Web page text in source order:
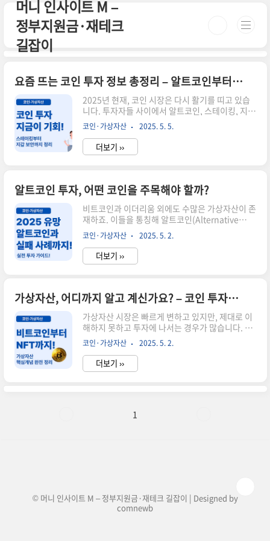
본문 바로가기
머니 인사이트 M –
정부지원금·재테크
길잡이
요즘 뜨는 코인 투자 정보 총정리 – 알트코인부터 스테이킹까지 쉽게 설명
2025년 현재, 코인 시장은 다시 활기를 띠고 있습
니다. 투자자들 사이에서 알트코인, 스테이킹, 지갑
보안 등 다양한 주제가 화제가 되고 있는데요. 이 글
에서는 지금 가장 주목받는 코인 관련 정보를 한눈
에 정리해드립니다.초보자도 이해할 수 있도록 용
어 설명부터 투자 전략까지 간단하게 정리했어요.
란? 수익 구조 쉽게 정리 👉 2025년 주목할 알트코
인 5가지 👉 암호화폐 지갑의 종류와 관리 팁 👉
초보자를 위한 코인 용어 정리 📌 어떤 투자 전략이
좋을까요?✅ 분산 투자: 알트코인과 비트코인을 균
형 있게✅ 장기 보유: 스테이킹으로 안정적 수익 기
대✅ 지갑 보안: 하드월렛 사용 등으로 해킹 위험 대
비위..
코인·가상자산 2025. 5. 5.
더보기 ››
알트코인 투자, 어떤 코인을 주목해야 할까?
비트코인과 이더리움 외에도 수많은 가상자산이 존
재하죠. 이들을 통칭해 알트코인(Alternative
Coin)이라고 부르는데요, 현재까지 발행된 코인 수
는 20,000개가 넘습니다. 하지만 그 중 투자 가치
가 있는 프로젝트는 손에 꼽힐 만큼 적어요. 오늘은
알트코인의 정의, 분류, 주요 코인, 투자 팁까지 폭
초기에는 라이트코인, 리플 정도였지만 지금은
NFT, 게임코인, 탈중앙화 앱 토큰 등으로 다양해졌
습니다. 투자자는 어떤 기술을 기반으로 만들어졌
는지, 실사용처가 있는지에 따라 구분해서 봐야 합
니다.📊 알트코인의 주요 분류유틸리티 토큰: 특정
서비스 내에서만 사용되는 코인 (ex. BAT, CHZ)스
테이블코인..
코인·가상자산 2025. 5. 2.
더보기 ››
가상자산, 어디까지 알고 계신가요? – 코인 투자의 핵심 가이드 총정리
가상자산 시장은 빠르게 변하고 있지만, 제대로 이
해하지 못하고 투자에 나서는 경우가 많습니다. 이
글에서는 비트코인과 이더리움을 포함한 주요 코인
개념부터, 디파이(DeFi), NFT, CBDC 등 최근 주
목받는 트렌드까지 가상자산의 핵심 개념을 총정리
해드릴게요!📌 코인과 토큰의 차이코인: 자체 블록
(DeFi): 탈중앙화 금융 시스템. 중개자 없이 금융거
코인·가상자산 2025. 5. 2.
더보기 ››
1
© 머니 인사이트 M – 정부지원금·재테크 길잡이 | Designed by
comnewb